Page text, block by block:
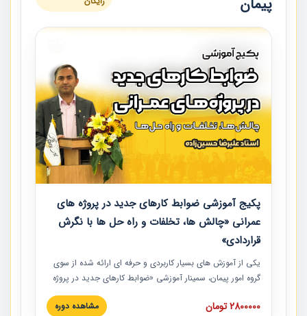
پیمان
پکیج آموزشی ضوابط کارهای جدید در پروژه های
عمرانی «چالش ها، تخلفات و راه حل ها با نگرش
قراردادی»
یکی از آموزش‏‏‏‏‏‏ های بسیار کاربردی و حرفه‏ ای ارائه شده از سوی
گروه امور پیمان، سمینار آموزشی «ضوابط کارهای جدید در پروژه
های عمرانی» چالش ها، تخلفات و راه حل ها با نگرش قراردادی
است که در محل سندیکای شرکت های ساختمانی کشور ارائه شد.
2800000 تومان مشاهده دوره